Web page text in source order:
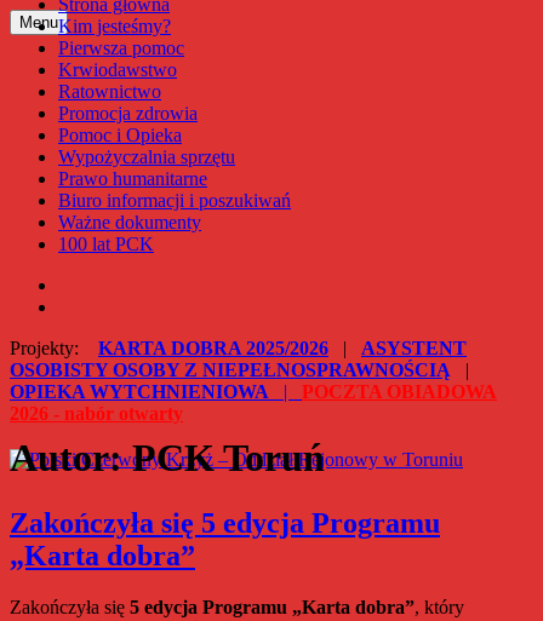
Przejdź
do
Polski Czerwony Krzyż – Oddział Rejonowy w Toruniu
Menu
Strona główna
Kim jesteśmy?
Pierwsza pomoc
Krwiodawstwo
Ratownictwo
Promocja zdrowia
Pomoc i Opieka
Wypożyczalnia sprzętu
Prawo humanitarne
Biuro informacji i poszukiwań
Ważne dokumenty
100 lat PCK
Projekty: KARTA DOBRA 2025/2026 | ASYSTENT
OSOBISTY OSOBY Z NIEPEŁNOSPRAWNOŚCIĄ |
OPIEKA WYTCHNIENIOWA | POCZTA OBIADOWA
2026 - nabór otwarty
Autor:PCK Toruń
Zakończyła się 5 edycja Programu
„Karta dobra”
Zakończyła się 5 edycja Programu „Karta dobra”, który